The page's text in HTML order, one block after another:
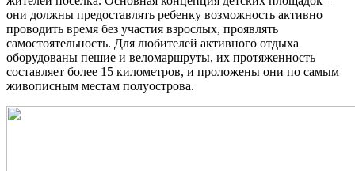
они должны предоставлять ребенку возможность активно
проводить время без участия взрослых, проявлять
самостоятельность. Для любителей активного отдыха
оборудованы пешие и веломаршруты, их протяженность
составляет более 15 километров, и проложены они по самым
живописным местам полуострова.